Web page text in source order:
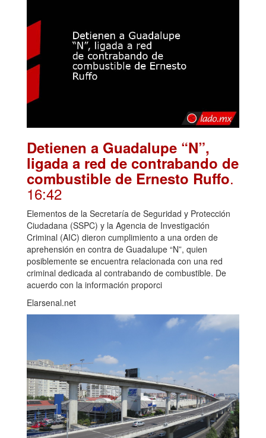
Detienen a Guadalupe “N”,
ligada a red de contrabando de
combustible de Ernesto Ruffo.
16:42
Elementos de la Secretaría de Seguridad y Protección
Ciudadana (SSPC) y la Agencia de Investigación
Criminal (AIC) dieron cumplimiento a una orden de
aprehensión en contra de Guadalupe “N”, quien
posiblemente se encuentra relacionada con una red
criminal dedicada al contrabando de combustible. De
acuerdo con la información proporci
Elarsenal.net